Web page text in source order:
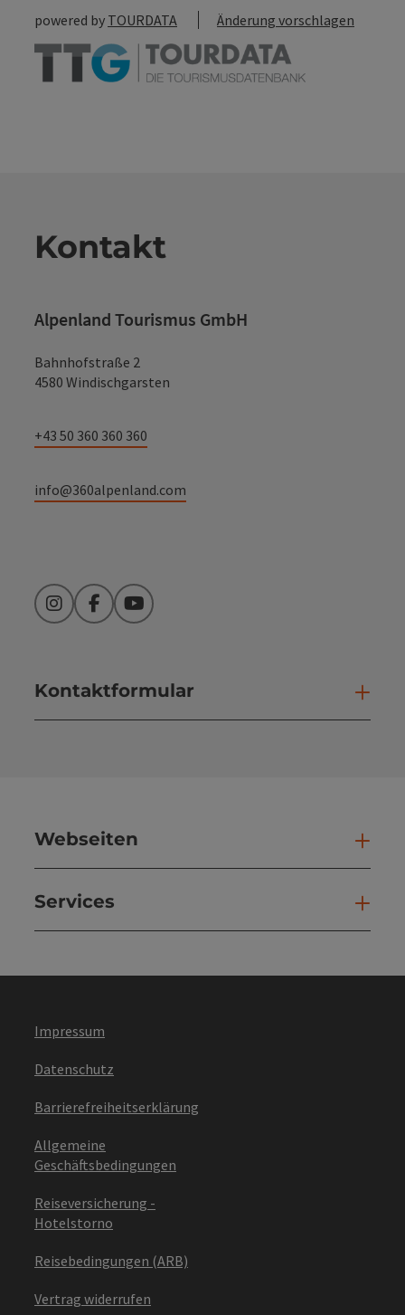
powered by TOURDATA Änderung vorschlagen
Kontakt
Alpenland Tourismus GmbH
Bahnhofstraße 2
4580 Windischgarsten
+43 50 360 360 360
info@360alpenland.com
InstagramFacebookYouTube
Kontaktformular
Webseiten
Services
Impressum
Datenschutz
Barrierefreiheitserklärung
Allgemeine
Geschäftsbedingungen
Reiseversicherung -
Hotelstorno
Reisebedingungen (ARB)
Vertrag widerrufen